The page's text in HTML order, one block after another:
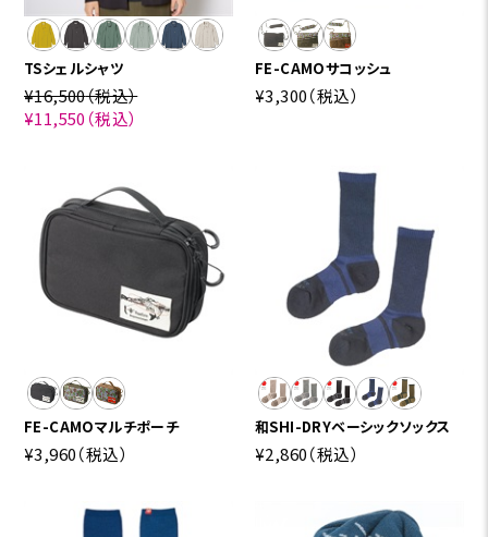
TSシェルシャツ
¥16,500（税込）
¥11,550 （税込）
FE-CAMOサコッシュ
¥3,300（税込）
FE-CAMOマルチポーチ
¥3,960（税込）
和SHI-DRYベーシックソックス
¥2,860（税込）